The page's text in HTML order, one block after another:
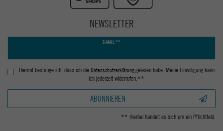
NEWSLETTER
E-MAIL **
Hiermit bestätige ich, dass ich die Daten­schutz­erklärunggelesen habe. Meine Einwilligung kann
ich jederzeit widerrufen.**
ABONNIEREN
** Hierbei handelt es sich um ein Pflichtfeld.